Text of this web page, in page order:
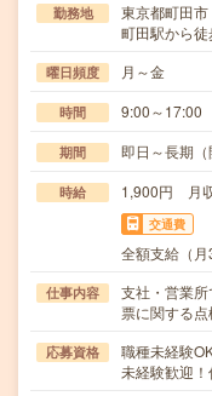
勤務地
東京都町田市
町田駅から
曜日頻度 月～金
時間 9:00～17:00
期間 即日～長期
時給 1,900円 月
交通費
全額支給（月
仕事内容
支社・営業
票に関する
応募資格
職種未経験
未経験歓迎！